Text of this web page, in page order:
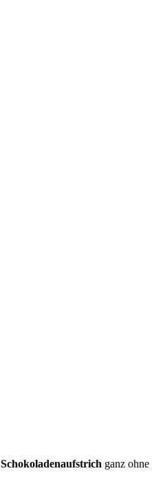
Schokoladenaufstrich ganz ohne